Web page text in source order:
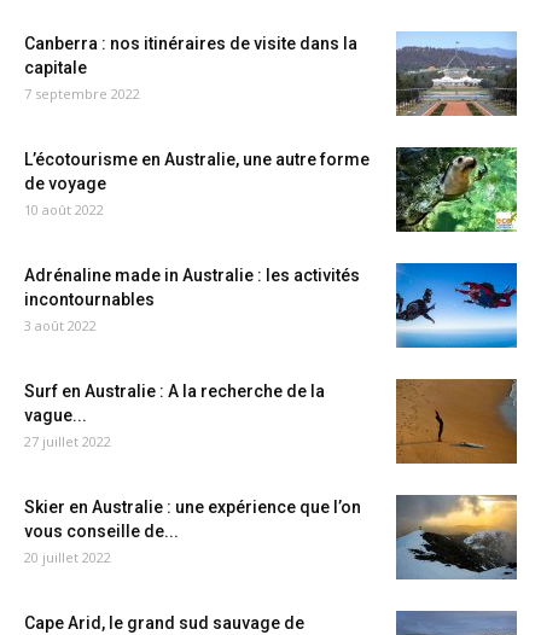
Canberra : nos itinéraires de visite dans la
capitale
7 septembre 2022
L’écotourisme en Australie, une autre forme
de voyage
10 août 2022
Adrénaline made in Australie : les activités
incontournables
3 août 2022
Surf en Australie : A la recherche de la
vague...
27 juillet 2022
Skier en Australie : une expérience que l’on
vous conseille de...
20 juillet 2022
Cape Arid, le grand sud sauvage de